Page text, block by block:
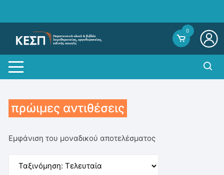
0
πρώιμες αντιθέσεις
Εμφάνιση του μοναδικού αποτελέσματος